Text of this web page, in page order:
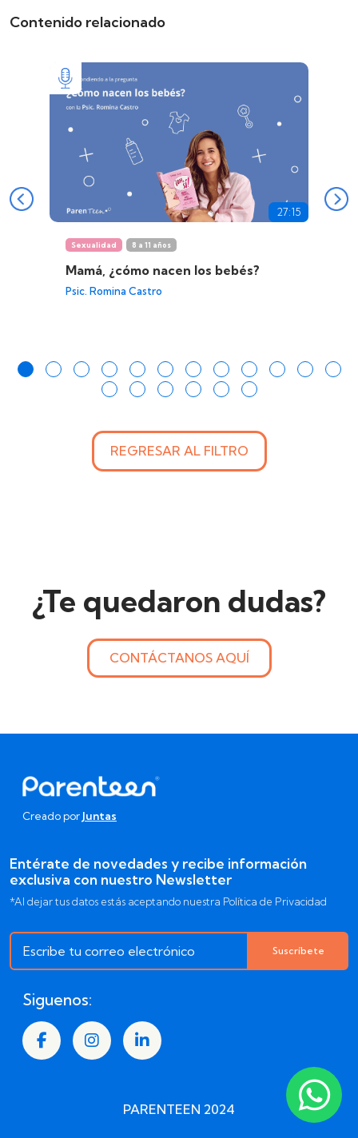
Contenido relacionado
27:15
Sexualidad 8 a 11 años
Mamá, ¿cómo nacen los bebés?
Psic. Romina Castro
REGRESAR AL FILTRO
¿Te quedaron dudas?
CONTÁCTANOS AQUÍ
Creado porJuntas
Entérate de novedades y recibe información
exclusiva con nuestro Newsletter
*Al dejar tus datos estás aceptando nuestra Política de Privacidad
Suscríbete
PARENTEEN 2024
Siguenos: